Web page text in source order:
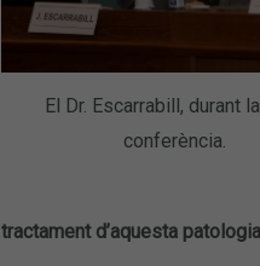
El Dr. Escarrabill, durant
conferència.
tractament d’aquesta